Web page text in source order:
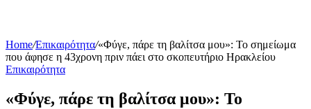
Home/Επικαιρότητα/«Φύγε, πάρε τη βαλίτσα μου»: Το σημείωμα
που άφησε η 43χρονη πριν πάει στο σκοπευτήριο Ηρακλείου
Επικαιρότητα
«Φύγε, πάρε τη βαλίτσα μου»: Το